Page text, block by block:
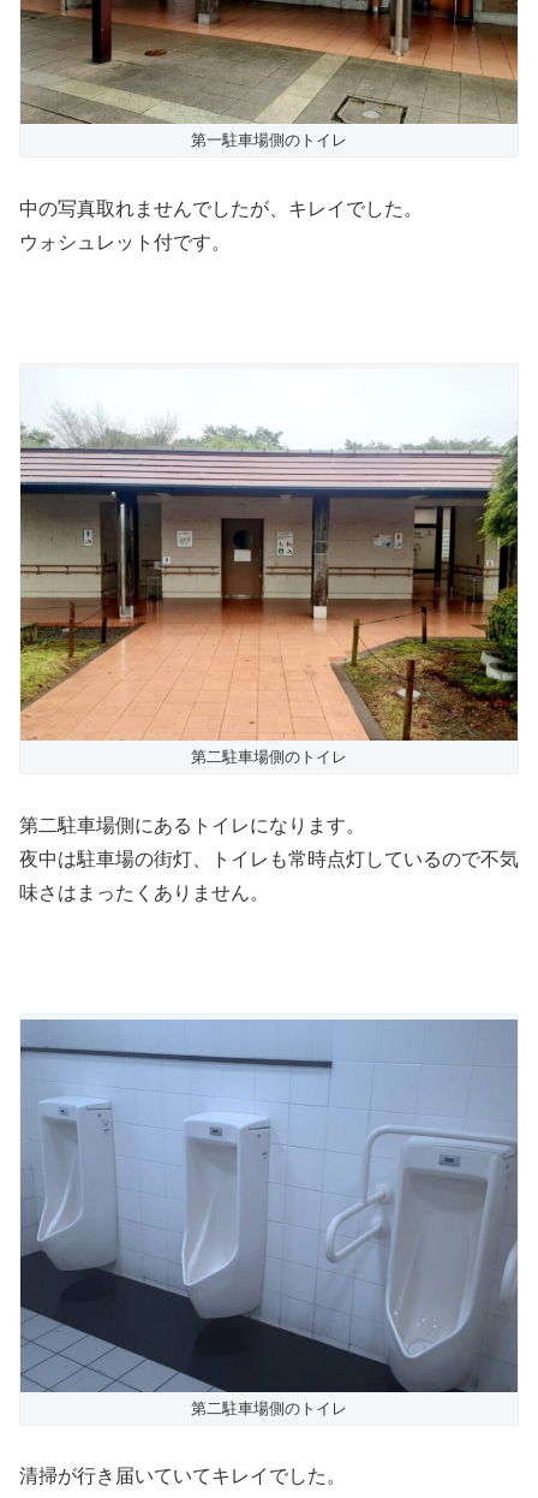
第一駐車場側のトイレ
中の写真取れませんでしたが、キレイでした。
ウォシュレット付です。
第二駐車場側のトイレ
第二駐車場側にあるトイレになります。
夜中は駐車場の街灯、トイレも常時点灯しているので不気
味さはまったくありません。
第二駐車場側のトイレ
清掃が行き届いていてキレイでした。